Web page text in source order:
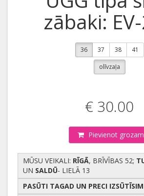
zābaki:
36 37 38 41
olīvzaļa
€ 30.00
Pievienot grozam
MŪSU VEIKALI: RĪGĀ, BRĪVĪBAS 52;
UN SALDŪ- LIELĀ 13
PASŪTI TAGAD UN PRECI